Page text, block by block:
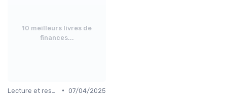
10 meilleurs livres de
finances...
• 07/04/2025